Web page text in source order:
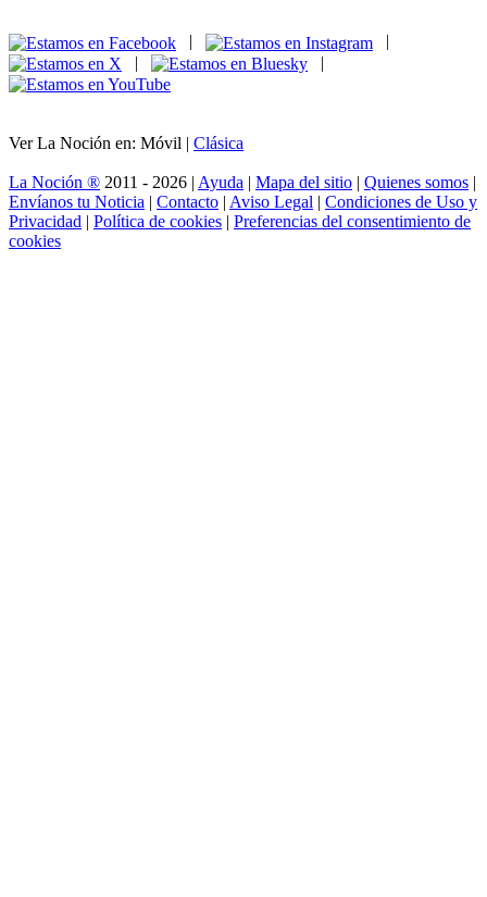
|
|
Ver La Noción en: Móvil | Clásica
La Noción ® 2011 - 2026 | Ayuda | Mapa del sitio | Quienes somos |
Envíanos tu Noticia | Contacto | Aviso Legal | Condiciones de Uso y
Privacidad | Política de cookies | Preferencias del consentimiento de
cookies